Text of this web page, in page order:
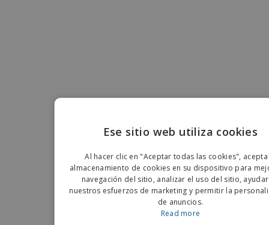
Ese sitio web utiliza cookies
Al hacer clic en "Aceptar todas las cookies",
almacenamiento de cookies en su dispositivo para
navegación del sitio, analizar el uso del sitio,
nuestros esfuerzos de marketing y permitir la
de anuncios.
Read more